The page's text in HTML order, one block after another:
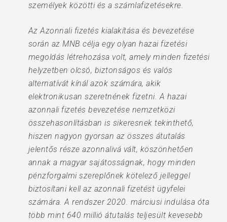
személyek közötti és a számlafizetésekre.
Az Azonnali fizetés kialakítása és bevezetése
során az MNB célja egy olyan hazai fizetési
megoldás létrehozása volt, amely minden fizetési
helyzetben olcsó, biztonságos és valós
alternatívát kínál azok számára, akik
elektronikusan szeretnének fizetni. A hazai
azonnali fizetés bevezetése nemzetközi
összehasonlításban is sikeresnek tekinthető,
hiszen nagyon gyorsan az összes átutalás
jelentős része azonnalivá vált, köszönhetően
annak a magyar sajátosságnak, hogy minden
pénzforgalmi szereplőnek kötelező jelleggel
biztosítani kell az azonnali fizetést ügyfelei
számára. A rendszer 2020. márciusi indulása óta
több mint 640 millió átutalás teljesült kevesebb